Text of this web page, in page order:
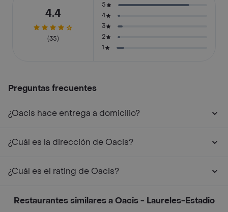
4.4
(35)
5
4
3
2
1
Preguntas frecuentes
¿Oacis hace entrega a domicilio?
¿Cuál es la dirección de Oacis?
¿Cuál es el rating de Oacis?
Restaurantes similares a Oacis - Laureles-Estadio